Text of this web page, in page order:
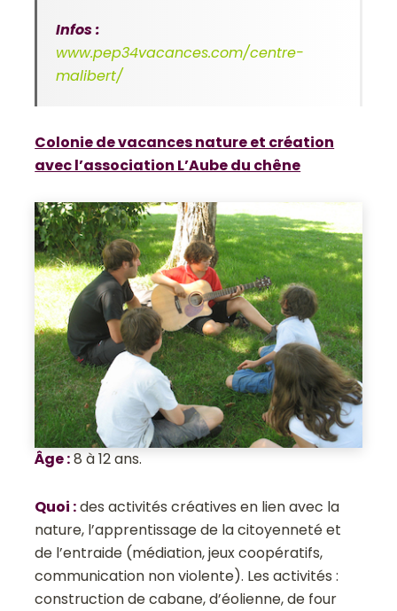
Infos :
www.pep34vacances.com/centre-
malibert/
Colonie de vacances nature et création
avec l’association L’Aube du chêne
Âge:8 à 12 ans.
Quoi :des activités créatives en lien avec la
nature, l’apprentissage de la citoyenneté et
de l’entraide (médiation, jeux coopératifs,
communication non violente). Les activités :
construction de cabane, d’éolienne, de four